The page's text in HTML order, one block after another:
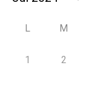
L M
1 2